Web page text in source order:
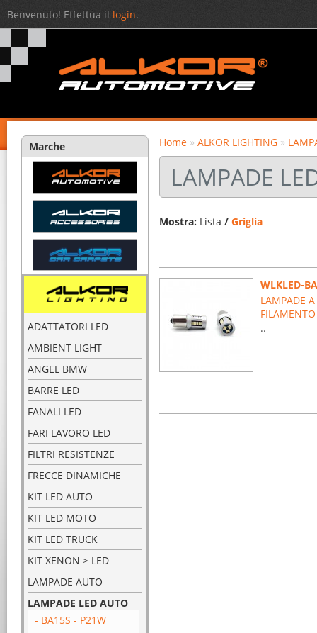
Benvenuto! Effettua il login.
Marche
ADATTATORI LED
AMBIENT LIGHT
ANGEL BMW
BARRE LED
FANALI LED
FARI LAVORO LED
FILTRI RESISTENZE
FRECCE DINAMICHE
KIT LED AUTO
KIT LED MOTO
KIT LED TRUCK
KIT XENON > LED
LAMPADE AUTO
LAMPADE LED AUTO
- BA15S - P21W
Home » ALKOR LIGHTING »
LAMPADE
Mostra: Lista / Griglia
WLKLED-
LAMPADE
..